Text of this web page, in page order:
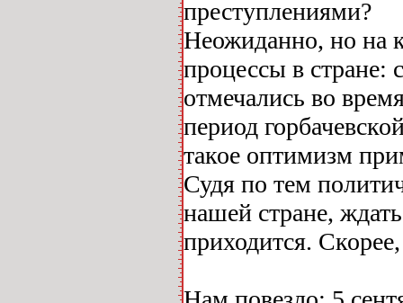
преступлениями?
Неожиданно, но на
процессы в стране:
отмечались во
период
такое оптимизм
Судя по тем
нашей стране,
приходится.